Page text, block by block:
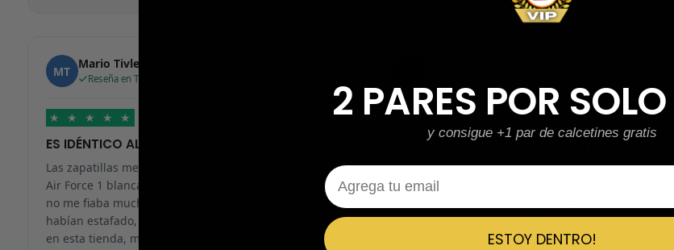
MT Mario Tivlea
Reseña en Trustpilot
★ ★ ★ ★ ★
ES IDÉNTICO AL ORIGINAL, RECOMENDABLE
Las zapatillas me han llegado en 24h, me pedí unas
Air Force 1 blancas y han llegado genial. Al principio
no me fiaba mucho ya que en muchos sitios me
habían estafado, pero a partir de ahora solo compraré
en esta tienda, muchas gracias.
★ ★ ★ ★ ★
Al principio tenía miedo de la página…
Al principio tenía miedo de la página por si era una
estafa, pero me ha sorprendido para bien porque
sabría decir cuál tiene mejor calidad, parecen de
marcas verdaderas. Entrega súper rápida, embalaje
2 PARES POR SOLO
y consigue +1 par de calcetines gratis
Email
ESTOY DENTRO!